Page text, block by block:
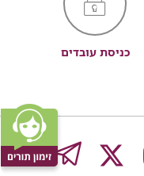
כניסת עובדים
לעמוד